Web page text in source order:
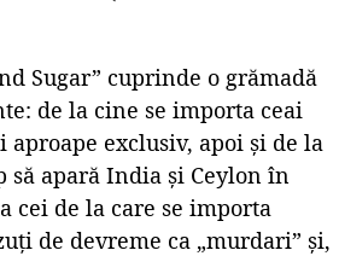
Sugar” cuprinde o grămadă
de la cine se importa ceai
exclusiv, apoi și de la
să apară India și Ceylon în
cei de la care se importa
de devreme ca „murdari” și,